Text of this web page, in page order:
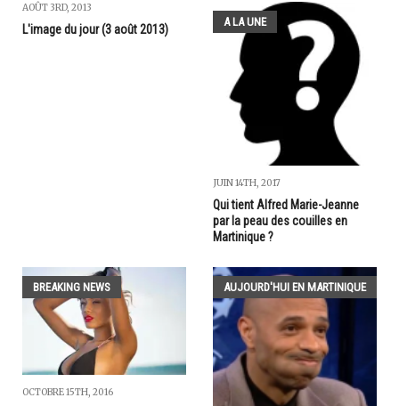
AOÛT 3RD, 2013
L'image du jour (3 août 2013) A LA UNE
JUIN 14TH, 2017
Qui tient Alfred Marie-Jeanne
par la peau des couilles en
Martinique ?
BREAKING NEWS
OCTOBRE 15TH, 2016
AUJOURD'HUI EN MARTINIQUE